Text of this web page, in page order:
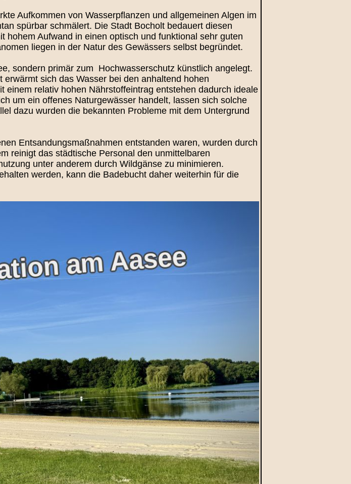
Aufkommen von Wasserpflanzen und allgemeinen Algen im
spürbar schmälert. Die Stadt Bocholt bedauert diesen
hohem Aufwand in einen optisch und funktional sehr guten
liegen in der Natur des Gewässers selbst begründet.
sondern primär zum Hochwasserschutz künstlich angelegt.
sich das Wasser bei den anhaltend hohen
einem relativ hohen Nährstoffeintrag entstehen dadurch ideale
um ein offenes Naturgewässer handelt, lassen sich solche
dazu wurden die bekannten Probleme mit dem Untergrund
Entsandungsmaßnahmen entstanden waren, wurden durch
reinigt das städtische Personal den unmittelbaren
unter anderem durch Wildgänse zu minimieren.
werden, kann die Badebucht daher weiterhin für die